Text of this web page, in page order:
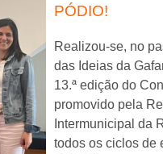
PÓDIO!
Realizou-se, no
das Ideias da
13.ª edição do
promovido pela
Intermunicipal da
todos os ciclos de